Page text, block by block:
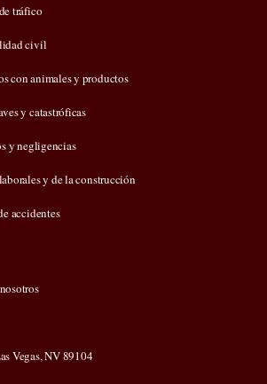
tráfico
civil
con animales y productos
y catastróficas
y negligencias
y de la construcción
accidentes
Vegas, NV 89104